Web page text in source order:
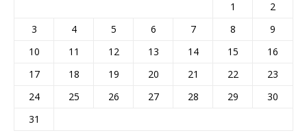
1
2
3
4 5 6 7 8
9
10
11 12 13 14 15
16
17
18 19 20 21 22
23
24
25 26 27 28 29
30
31